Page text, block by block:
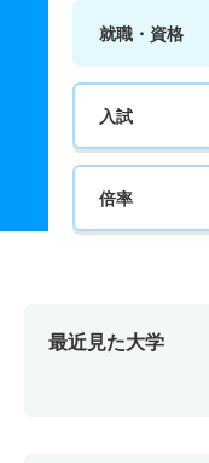
就職・資格
入試
倍率
最近見た大学